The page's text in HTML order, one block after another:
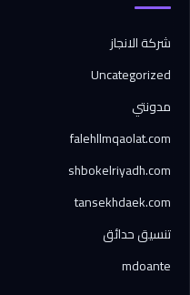
شركة الانجاز
Uncategorized
مدونتي
falehllmqaolat.com
shbokelriyadh.com
tansekhdaek.com
تنسيق حدائق
mdoante